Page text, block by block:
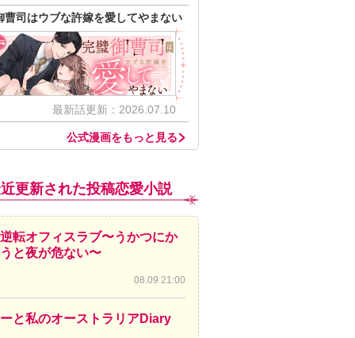
曹司はウブな許嫁を愛してやまない
最新話更新：2026.07.10
公式漫画をもっと見る
更新された投稿恋愛小説
転オフィスラブ〜うかつにか
と夜が危ない〜
08.09 21:00
と私のオーストラリアDiary